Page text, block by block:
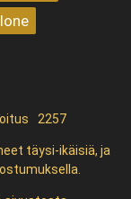
2257
täysi-ikäisiä, ja